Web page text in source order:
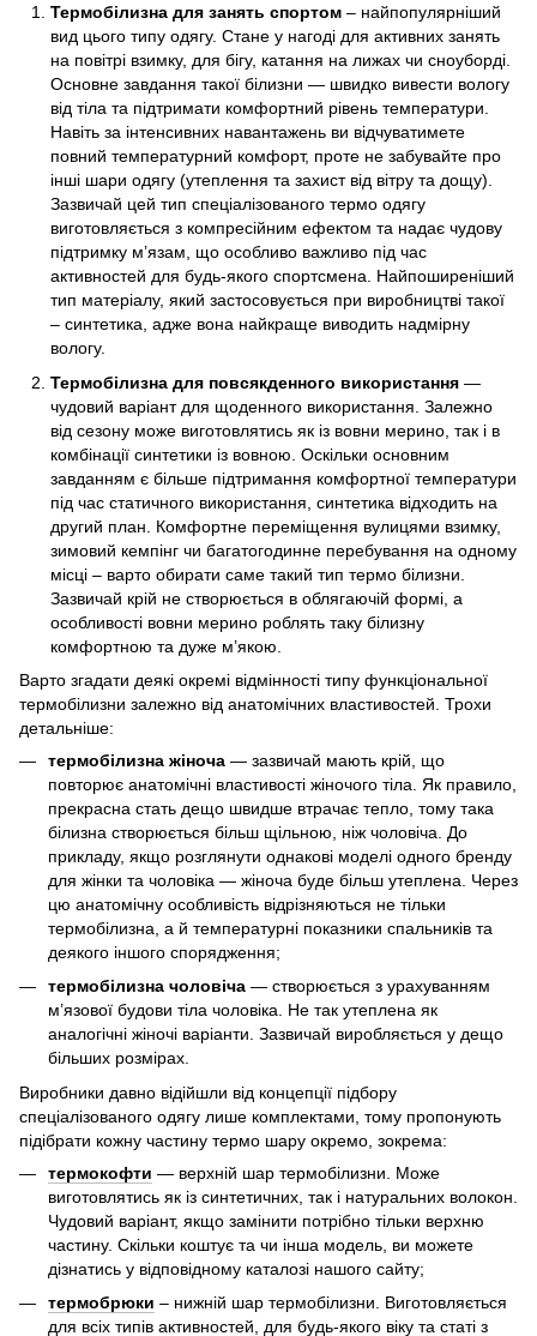
Термобілизна для занять спортом – найпопулярніший
вид цього типу одягу. Стане у нагоді для активних занять
на повітрі взимку, для бігу, катання на лижах чи сноуборді.
Основне завдання такої білизни — швидко вивести вологу
від тіла та підтримати комфортний рівень температури.
Навіть за інтенсивних навантажень ви відчуватимете
повний температурний комфорт, проте не забувайте про
інші шари одягу (утеплення та захист від вітру та дощу).
Зазвичай цей тип спеціалізованого термо одягу
виготовляється з компресійним ефектом та надає чудову
підтримку м’язам, що особливо важливо під час
активностей для будь-якого спортсмена. Найпоширеніший
тип матеріалу, який застосовується при виробництві такої
– синтетика, адже вона найкраще виводить надмірну
вологу.
Термобілизна для повсякденного використання —
чудовий варіант для щоденного використання. Залежно
від сезону може виготовлятись як із вовни мерино, так і в
комбінації синтетики із вовною. Оскільки основним
завданням є більше підтримання комфортної температури
під час статичного використання, синтетика відходить на
другий план. Комфортне переміщення вулицями взимку,
зимовий кемпінг чи багатогодинне перебування на одному
місці – варто обирати саме такий тип термо білизни.
Зазвичай крій не створюється в облягаючій формі, а
особливості вовни мерино роблять таку білизну
комфортною та дуже м’якою.
Варто згадати деякі окремі відмінності типу функціональної
термобілизни залежно від анатомічних властивостей. Трохи
детальніше:
термобілизна жіноча — зазвичай мають крій, що
повторює анатомічні властивості жіночого тіла. Як правило,
прекрасна стать дещо швидше втрачає тепло, тому така
білизна створюється більш щільною, ніж чоловіча. До
прикладу, якщо розглянути однакові моделі одного бренду
для жінки та чоловіка — жіноча буде більш утеплена. Через
цю анатомічну особливість відрізняються не тільки
термобілизна, а й температурні показники спальників та
деякого іншого спорядження;
термобілизна чоловіча — створюється з урахуванням
м’язової будови тіла чоловіка. Не так утеплена як
аналогічні жіночі варіанти. Зазвичай виробляється у дещо
більших розмірах.
Виробники давно відійшли від концепції підбору
спеціалізованого одягу лише комплектами, тому пропонують
підібрати кожну частину термо шару окремо, зокрема:
термокофти — верхній шар термобілизни. Може
виготовлятись як із синтетичних, так і натуральних волокон.
Чудовий варіант, якщо замінити потрібно тільки верхню
частину. Скільки коштує та чи інша модель, ви можете
дізнатись у відповідному каталозі нашого сайту;
термобрюки – нижній шар термобілизни. Виготовляється
для всіх типів активностей, для будь-якого віку та статі з